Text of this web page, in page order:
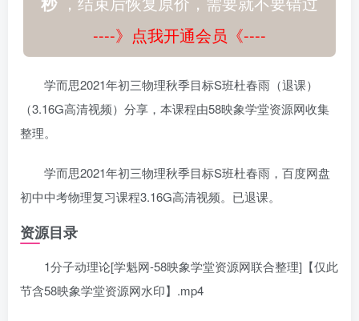
----》点我开通会员《----
学而思2021年初三物理秋季目标S班杜春雨（退课）
（3.16G高清视频）分享，本课程由58映象学堂资源网收集
整理。
学而思2021年初三物理秋季目标S班杜春雨，百度网盘
初中中考物理复习课程3.16G高清视频。已退课。
资源目录
1分子动理论[学魁网-58映象学堂资源网联合整理]【仅此
节含58映象学堂资源网水印】.mp4